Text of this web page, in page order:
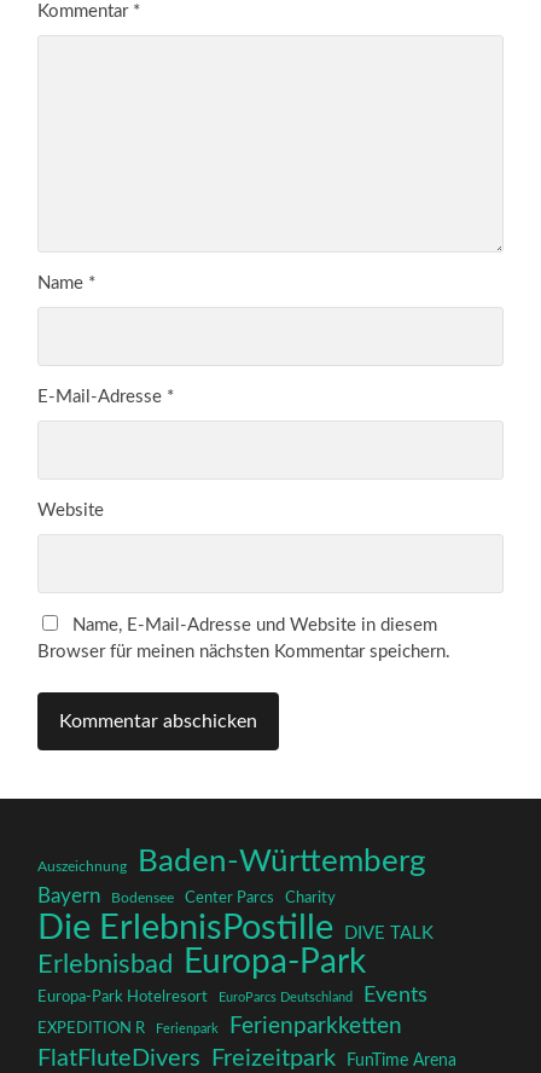
Kommentar *
Name *
E-Mail-Adresse *
Website
Name, E-Mail-Adresse und Website in diesem
Browser für meinen nächsten Kommentar speichern.
Auszeichnung Baden-Württemberg
Bayern Bodensee Center Parcs Charity
Die ErlebnisPostille DIVE TALK
Erlebnisbad Europa-Park
Europa-Park Hotelresort EuroParcs Deutschland Events
EXPEDITION R Ferienpark Ferienparkketten
FlatFluteDivers Freizeitpark FunTime Arena